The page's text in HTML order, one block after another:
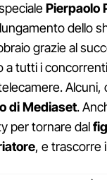
Pierpaolo
dello
grazie al
a tutti i
Alcuni,
di Mediaset.
per tornare dal
, e trascorre